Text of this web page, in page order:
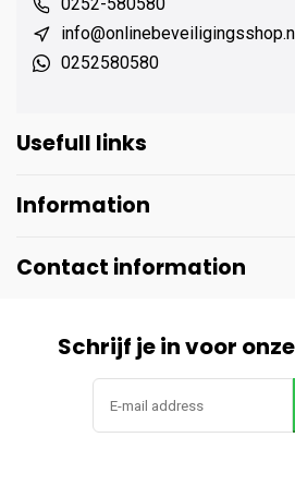
0252580580
Usefull links
Information
Contact information
Schrijf je in voor